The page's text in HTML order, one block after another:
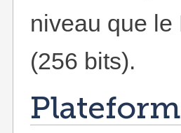
niveau que
(256 bits).